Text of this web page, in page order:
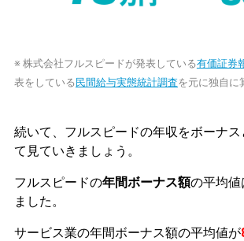
※ 株式会社フルスピードが発表している有価証券
表をしている 民間給与実態統計調査を元に独自に
続いて、フルスピードの年収をボーナ
て見ていきましょう。
フルスピードの年間ボーナス額の平均値
ました。
サービス業の年間ボーナス額の平均値が